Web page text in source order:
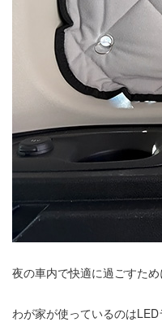
夜の車内で快適に過ごすため
わが家が使っているのはLED